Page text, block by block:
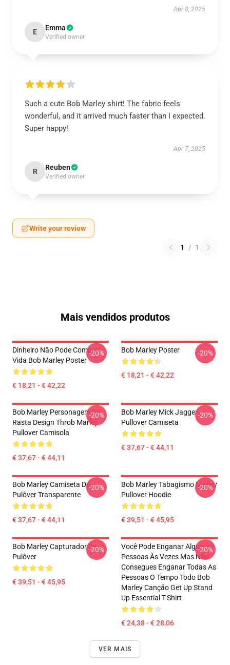
Apr 8, 2025
E Emma
Verified owner
Such a cute Bob Marley shirt! The fabric feels
wonderful, and it arrived much faster than I expected.
Super happy!
Apr 7, 2025
R Reuben
Verified owner
Write your review
1 / 1
Mais vendidos produtos
Dinheiro Não Pode Comprar
Vida Bob Marley Poster
€ 18,21 - € 42,22
-20% Bob Marley Poster
€ 18,21 - € 42,22
-20%
Bob Marley Personagem De
Rasta Design Throb Marley
Pullover Camisola
€ 37,67 - € 44,11
-20%
Bob Marley Mick Jagger
Pullover Camiseta
€ 37,67 - € 44,11
-20%
Bob Marley Camiseta De
Pulôver Transparente
€ 37,67 - € 44,11
-20%
Bob Marley Tabagismo Marley
Pullover Hoodie
€ 39,51 - € 45,95
-20%
Bob Marley Capturador De
Pulôver
€ 39,51 - € 45,95
-20%
Você Pode Enganar Algumas
Pessoas Às Vezes Mas Não
Consegues Enganar Todas As
Pessoas O Tempo Todo Bob
Marley Canção Get Up Stand
Up Essential T-Shirt
€ 24,38 - € 28,06
-20%
VER MAIS